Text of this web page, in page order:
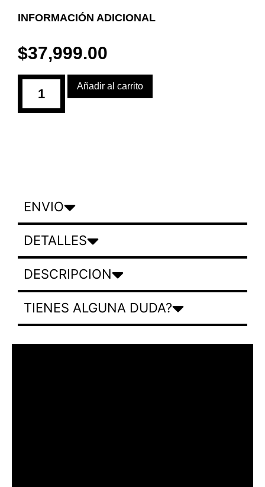
INFORMACIÓN ADICIONAL
$37,999.00
Añadir al carrito
ENVIO
DETALLES
DESCRIPCION
TIENES ALGUNA DUDA?